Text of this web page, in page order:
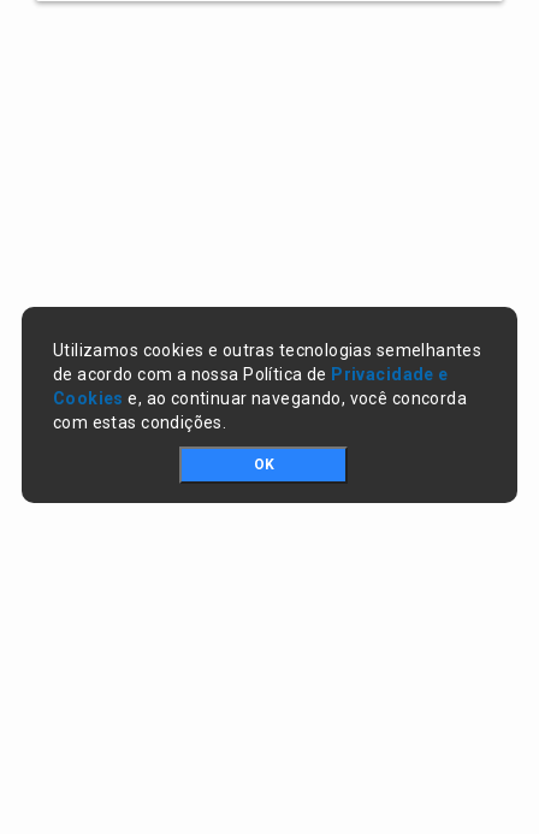
Utilizamos cookies e outras tecnologias semelhantes
de acordo com a nossa Política de Privacidade e
Cookies e, ao continuar navegando, você concorda
com estas condições.
OK